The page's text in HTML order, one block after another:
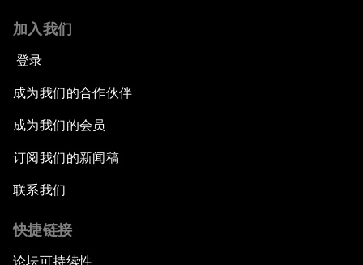
加入我们
登录
成为我们的合作伙伴
成为我们的会员
订阅我们的新闻稿
联系我们
快捷链接
论坛可持续性